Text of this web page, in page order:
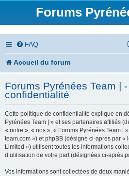
Forums
FAQ
Accueil du forum
Forums Pyrénées Team |
confidentialité
Cette politique de confidentialité explique en
Pyrénées Team | » et ses partenaires affiliés
« notre », « nos », « Forums Pyrénées Team |
team.com ») et phpBB (désigné ci-après par «
Limited ») utilisent toutes les informations
d’utilisation de votre part (désignées ci-après
Vos informations sont collectées de deux